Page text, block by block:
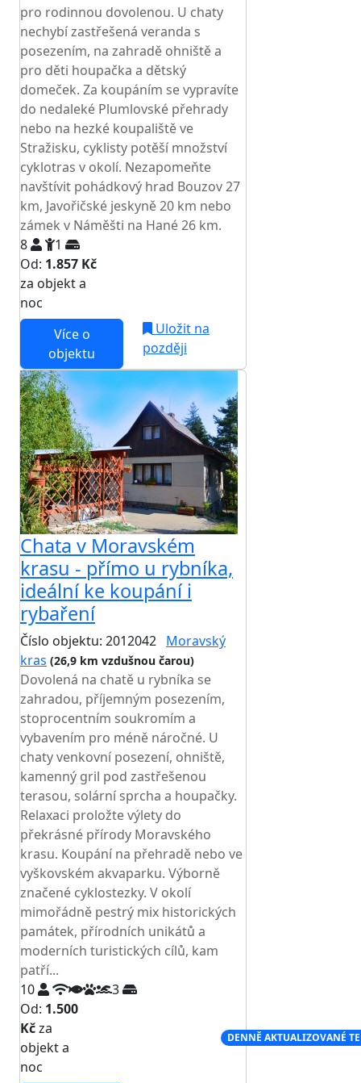
pro rodinnou dovolenou. U chaty
nechybí zastřešená veranda s
posezením, na zahradě ohniště a
pro děti houpačka a dětský
domeček. Za koupáním se vypravíte
do nedaleké Plumlovské přehrady
nebo na hezké koupaliště ve
Stražisku, cyklisty potěší množství
cyklotras v okolí. Nezapomeňte
navštívit pohádkový hrad Bouzov 27
km, Javořičské jeskyně 20 km nebo
zámek v Náměšti na Hané 26 km.
8
1
Od: 1.857 Kč
za objekt a
noc
Více o
objektu
Uložit na
později
Chata v Moravském
krasu - přímo u rybníka,
ideální ke koupání i
rybaření
Číslo objektu: 2012042 Moravský
kras (26,9 km vzdušnou čarou)
Dovolená na chatě u rybníka se
zahradou, příjemným posezením,
stoprocentním soukromím a
vybavením pro méně náročné. U
chaty venkovní posezení, ohniště,
kamenný gril pod zastřešenou
terasou, solární sprcha a houpačky.
Relaxaci proložte výlety do
překrásné přírody Moravského
krasu. Koupání na přehradě nebo ve
vyškovském akvaparku. Výborně
značené cyklostezky. V okolí
mimořádně pestrý mix historických
památek, přírodních unikátů a
moderních turistických cílů, kam
patří...
10
3
Od: 1.500
Kčza
objekt a
noc
DENNĚ AKTUALIZOVANÉ